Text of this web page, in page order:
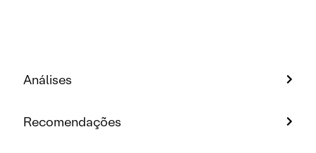
Análises
Recomendações